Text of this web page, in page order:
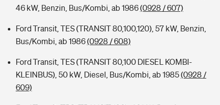
46 kW, Benzin, Bus/Kombi, ab 1986(0928 / 607)
Ford Transit, TES (TRANSIT 80,100,120), 57 kW, Benzin,
Bus/Kombi, ab 1986(0928 / 608)
Ford Transit, TES (TRANSIT 80,100 DIESEL KOMBI-
KLEINBUS), 50 kW, Diesel, Bus/Kombi, ab 1985(0928 /
609)